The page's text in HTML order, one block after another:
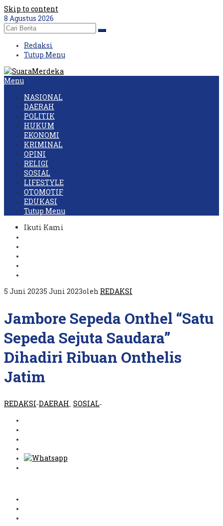
Skip to content
8 Agustus 2026
Redaksi
Tutup Menu
Menu
NASIONAL
DAERAH
POLITIK
HUKUM
EKONOMI
KRIMINAL
OPINI
RELIGI
SOSIAL
LIFESTYLE
OTOMOTIF
EDUKASI
Tutup Menu
Ikuti Kami
5 Juni 20235 Juni 2023oleh REDAKSI
Jambore Sepeda Onthel “Satu
Sepeda Sejuta Saudara”
Dihadiri Ribuan Onthelis
Jatim
REDAKSI-DAERAH SOSIAL-